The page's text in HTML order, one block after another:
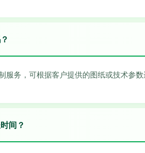
服务，可根据客户提供的图纸或技术参
间？